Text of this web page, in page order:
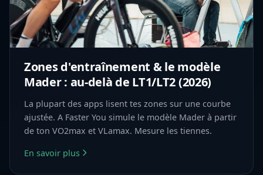
Zones d'entraînement & le modèle
Mader : au-delà de LT1/LT2 (2026)
La plupart des apps lisent tes zones sur une courbe
ajustée. A Faster You simule le modèle Mader à partir
de ton VO2max et VLamax. Mesure les tiennes.
En savoir plus